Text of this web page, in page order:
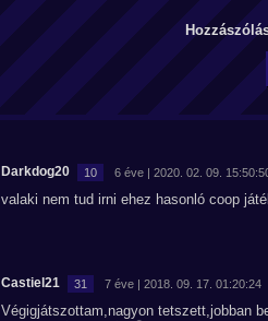
Darkdog20 10 6 éve | 2020. 02. 09.
valaki nem tud irni ehez hasonló coop
Castiel21 31 7 éve | 2018. 09. 17. 01:20:24
Végigjátszottam,nagyon tetszett,jobban